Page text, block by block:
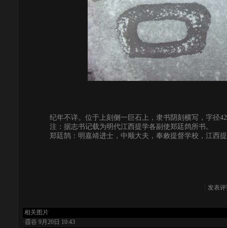
纪年不详。位于上刻侧一巨石上，隶书阴刻横写，字径
注：据志书记载为明代江西提学各副使郑廷鸽所书。
郑廷鹄：明嘉靖进士，中顺大夫，奉敕提督学校，江西
发表评
相关图片
·霞谷 9月20日 10:43